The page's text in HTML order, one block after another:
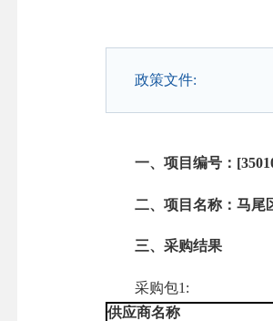
政策文件:
一、项目编号：
二、项目名称：马尾
三、采购结果
采购包1:
供应商名称